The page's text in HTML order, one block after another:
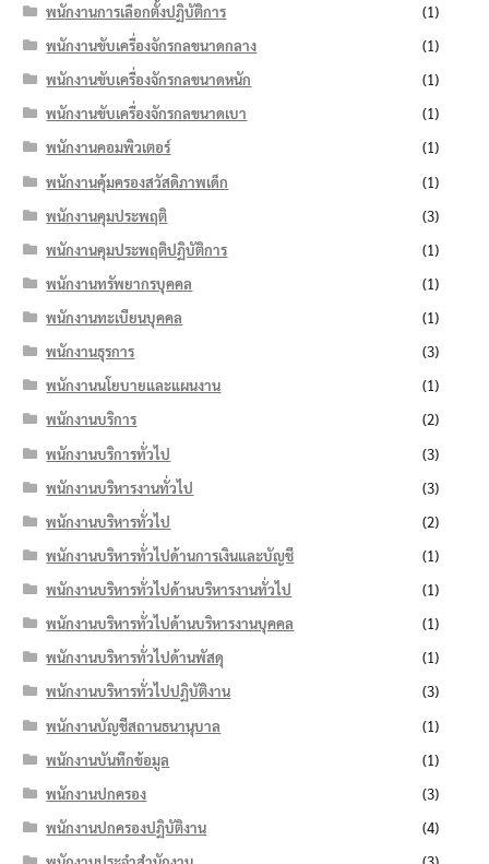
พนักงานการเลือกตั้งปฏิบัติการ
(1)
พนักงานขับเครื่องจักรกลขนาดกลาง
(1)
พนักงานขับเครื่องจักรกลขนาดหนัก
(1)
พนักงานขับเครื่องจักรกลขนาดเบา
(1)
พนักงานคอมพิวเตอร์
(1)
พนักงานคุ้มครองสวัสดิภาพเด็ก
(1)
พนักงานคุมประพฤติ
(3)
พนักงานคุมประพฤติปฏิบัติการ
(1)
พนักงานทรัพยากรบุคคล
(1)
พนักงานทะเบียนบุคคล
(1)
พนักงานธุรการ
(3)
พนักงานนโยบายและแผนงาน
(1)
พนักงานบริการ
(2)
พนักงานบริการทั่วไป
(3)
พนักงานบริหารงานทั่วไป
(3)
พนักงานบริหารทั่วไป
(2)
พนักงานบริหารทั่วไปด้านการเงินและบัญชี
(1)
พนักงานบริหารทั่วไปด้านบริหารงานทั่วไป
(1)
พนักงานบริหารทั่วไปด้านบริหารงานบุคคล
(1)
พนักงานบริหารทั่วไปด้านพัสดุ
(1)
พนักงานบริหารทั่วไปปฏิบัติงาน
(3)
พนักงานบัญชีสถานธนานุบาล
(1)
พนักงานบันทึกข้อมูล
(1)
พนักงานปกครอง
(3)
พนักงานปกครองปฏิบัติงาน
(4)